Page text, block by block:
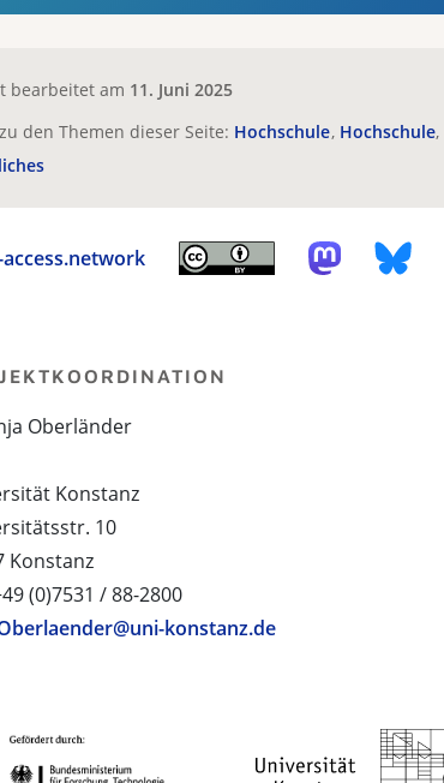
bearbeitet am 11. Juni 2025
den Themen dieser Seite: Hochschule Hochschule
Oberländer
Konstanz
10
Konstanz
(0)7531 / 88-2800
konstanz.de